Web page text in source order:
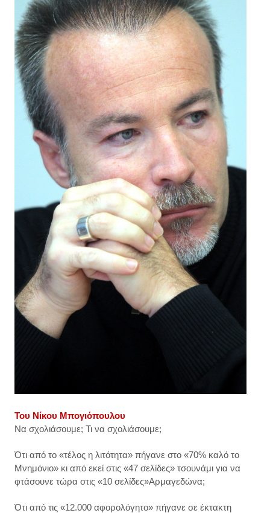
Του Νίκου Μπογιόπουλου
Να σχολιάσουμε; Τι να σχολιάσουμε;
Ότι από το «τέλος η λιτότητα» πήγανε στο «70% καλό το
Μνημόνιο» κι από εκεί στις «47 σελίδες» τσουνάμι για να
φτάσουνε τώρα στις «10 σελίδες»Αρμαγεδώνα;
Ότι από τις «12.000 αφορολόγητο» πήγανε σε έκτακτη